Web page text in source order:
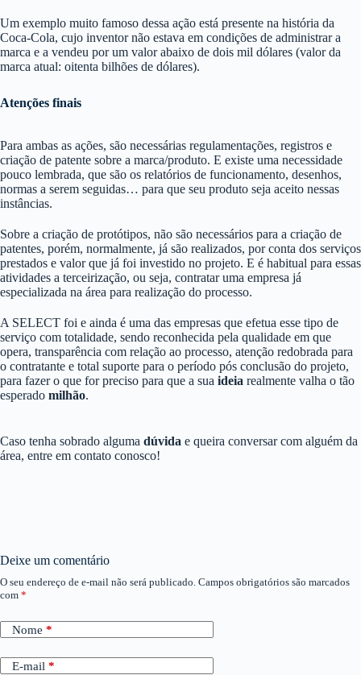
Um exemplo muito famoso dessa ação está presente na história da
Coca-Cola, cujo inventor não estava em condições de administrar a
marca e a vendeu por um valor abaixo de dois mil dólares (valor da
marca atual: oitenta bilhões de dólares).
Atenções finais
Para ambas as ações, são necessárias regulamentações, registros e
criação de patente sobre a marca/produto. E existe uma necessidade
pouco lembrada, que são os relatórios de funcionamento, desenhos,
normas a serem seguidas… para que seu produto seja aceito nessas
instâncias.
Sobre a criação de protótipos, não são necessários para a criação de
patentes, porém, normalmente, já são realizados, por conta dos serviços
prestados e valor que já foi investido no projeto. E é habitual para essas
atividades a terceirização, ou seja, contratar uma empresa já
especializada na área para realização do processo.
A SELECT foi e ainda é uma das empresas que efetua esse tipo de
serviço com totalidade, sendo reconhecida pela qualidade em que
opera, transparência com relação ao processo, atenção redobrada para
o contratante e total suporte para o período pós conclusão do projeto,
para fazer o que for preciso para que a sua ideia realmente valha o tão
esperado milhão.
Caso tenha sobrado alguma dúvida e queira conversar com alguém da
área, entre em contato conosco!
Deixe um comentário
O seu endereço de e-mail não será publicado. Campos obrigatórios são marcados
com *
Nome *
E-mail *